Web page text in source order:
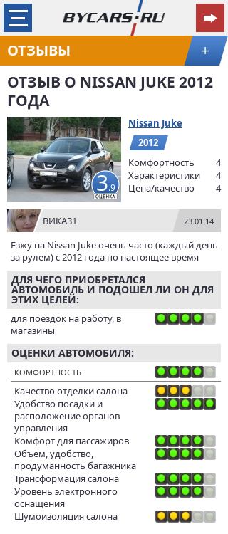
ОТЗЫВЫ +
ОТЗЫВ О NISSAN JUKE 2012
ГОДА
3.9
Nissan Juke
2012
Комфортность
4
Характеристики
4
Цена/качество
4
ВИКА31 23.01.14
Езжу на Nissan Juke очень часто (каждый день
за рулем) с 2012 года по настоящее время
ДЛЯ ЧЕГО ПРИОБРЕТАЛСЯ
АВТОМОБИЛЬ И ПОДОШЕЛ ЛИ ОН ДЛЯ
ЭТИХ ЦЕЛЕЙ:
для поездок на работу, в
магазины
ОЦЕНКИ АВТОМОБИЛЯ:
КОМФОРТНОСТЬ
Качество отделки салона
Удобство посадки и
расположение органов
управления
Комфорт для пассажиров
Объем, удобство,
продуманность багажника
Трансформация салона
Уровень электронного
оснащения
Шумоизоляция салона